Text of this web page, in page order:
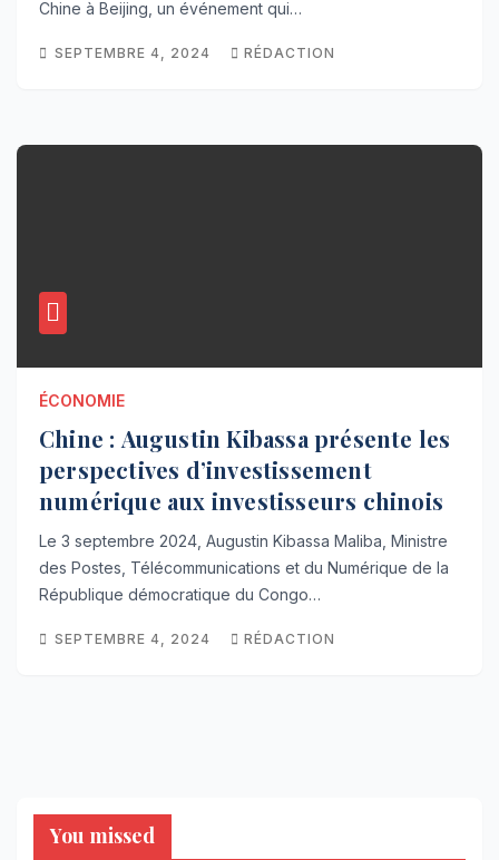
Chine à Beijing, un événement qui…
SEPTEMBRE 4, 2024 RÉDACTION
ÉCONOMIE
Chine : Augustin Kibassa présente les
perspectives d’investissement
numérique aux investisseurs chinois
Le 3 septembre 2024, Augustin Kibassa Maliba, Ministre
des Postes, Télécommunications et du Numérique de la
République démocratique du Congo…
SEPTEMBRE 4, 2024 RÉDACTION
You missed